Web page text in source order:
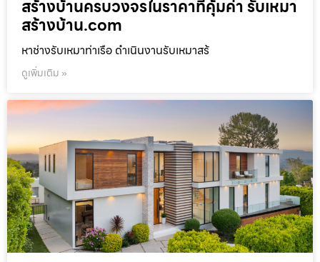
สร้างบ้านครบวงจรในราคาที่คุ้มค่า รับเหมา
สร้างบ้าน.com
หาช่างรับเหมาท่าเรือ ดำเนินงานรับเหมาสร้
ดูเพิ่มเติม »